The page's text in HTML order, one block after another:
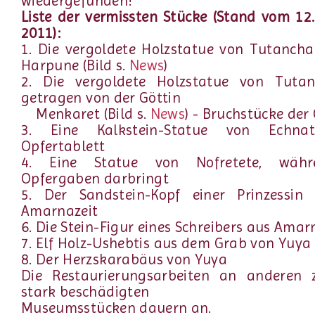
Liste der vermissten Stücke (Stand vom
2011):
1. Die vergoldete Holzstatue von
Harpune (Bild s. News)
2. Die vergoldete Holzstatue von
getragen von der Göttin
Menkaret (Bild s. News) - Bruchstücke
3. Eine Kalkstein-Statue von
Opfertablett
4. Eine Statue von Nofretete,
Opfergaben darbringt
5. Der Sandstein-Kopf einer
Amarnazeit
6. Die Stein-Figur eines Schreibers aus
7. Elf Holz-Ushebtis aus dem Grab von
8. Der Herzskarabäus von Yuya
Die Restaurierungsarbeiten an anderen
stark beschädigten
Museumsstücken dauern an.